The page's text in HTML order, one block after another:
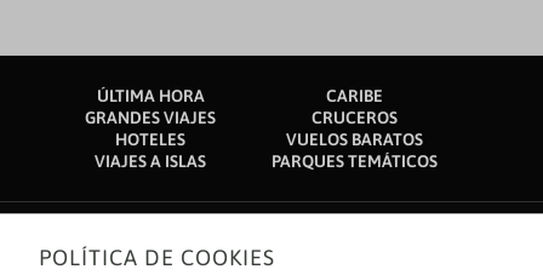
ÚLTIMA HORA
CARIBE
GRANDES VIAJES
CRUCEROS
HOTELES
VUELOS BARATOS
VIAJES A ISLAS
PARQUES TEMÁTICOS
Sobre nosotros
POLÍTICA DE COOKIES